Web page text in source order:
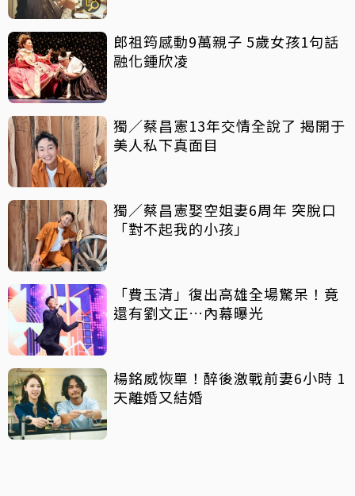
郎祖筠感動9萬親子 5歲女孩1句話
融化鍾欣凌
獨／蔡昌憲13年交情全說了 揭開于
美人私下真面目
獨／蔡昌憲娶空姐妻6周年 突脫口
「對不起我的小孩」
「費玉清」復出高雄全場驚呆！竟
還有劉文正…內幕曝光
楊銘威恢單！醉後激戰前妻6小時 1
天離婚又結婚